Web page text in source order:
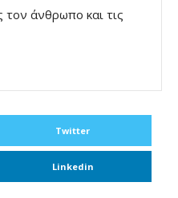
τον άνθρωπο και τις
Twitter
Linkedin